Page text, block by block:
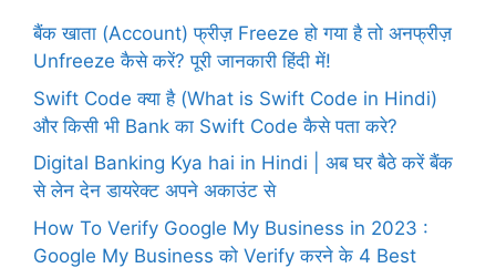
बैंक खाता (Account) फ्रीज़ Freeze हो गया है तो अनफ्रीज़
Unfreeze कैसे करें? पूरी जानकारी हिंदी में!
Swift Code क्या है (What is Swift Code in Hindi)
और किसी भी Bank का Swift Code कैसे पता करे?
Digital Banking Kya hai in Hindi | अब घर बैठे करें बैंक
से लेन देन डायरेक्ट अपने अकाउंट से
How To Verify Google My Business in 2023 :
Google My Business को Verify करने के 4 Best